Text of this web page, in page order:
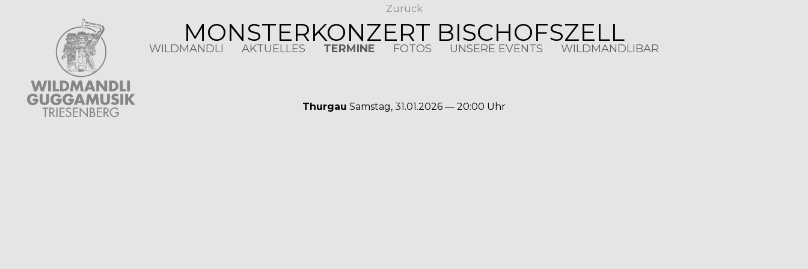
WILDMANDLI AKTUELLES TERMINE FOTOS UNSERE EVENTS WILDMANDLIBAR
Zurück
MONSTERKONZERT BISCHOFSZELL
Thurgau Samstag, 31.01.2026 — 20:00 Uhr